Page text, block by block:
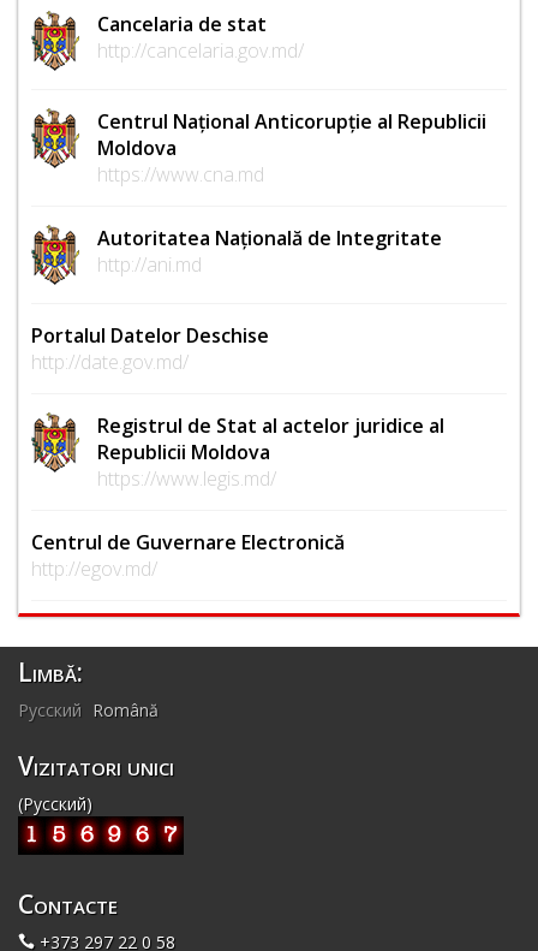
Cancelaria de stat
http://cancelaria.gov.md/
Centrul Național Anticorupție al Republicii
Moldova
https://www.cna.md
Autoritatea Națională de Integritate
http://ani.md
Portalul Datelor Deschise
http://date.gov.md/
Registrul de Stat al actelor juridice al
Republicii Moldova
https://www.legis.md/
Centrul de Guvernare Electronică
http://egov.md/
Limbă:
Русский Română
Vizitatori unici
(Русский)
Contacte
+373 297 22 0 58